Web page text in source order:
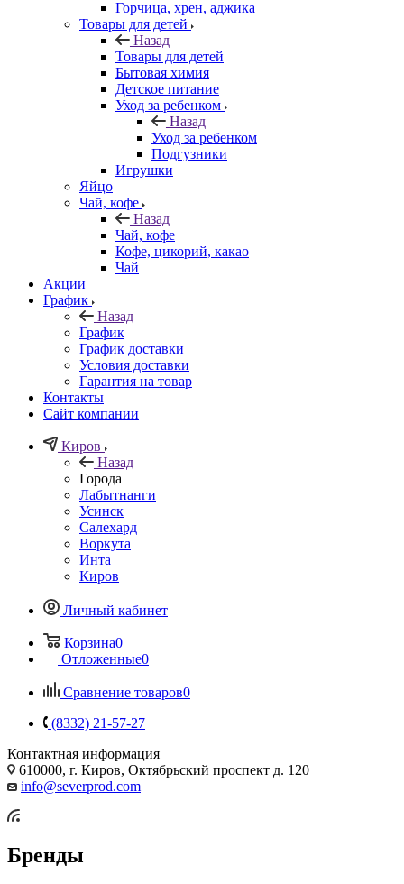
Горчица, хрен, аджика
Товары для детей
Назад
Товары для детей
Бытовая химия
Детское питание
Уход за ребенком
Назад
Уход за ребенком
Подгузники
Игрушки
Яйцо
Чай, кофе
Назад
Чай, кофе
Кофе, цикорий, какао
Чай
Акции
График
Назад
График
График доставки
Условия доставки
Гарантия на товар
Контакты
Сайт компании
Киров
Назад
Города
Лабытнанги
Усинск
Салехард
Воркута
Инта
Киров
Личный кабинет
Корзина0
Отложенные0
Сравнение товаров0
(8332) 21-57-27
Контактная информация
610000, г. Киров, Октябрьский проспект д. 120
info@severprod.com
Бренды